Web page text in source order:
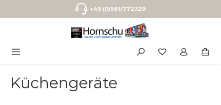
Zum Hauptinhalt springen+49 (0)561/772329
Küchengeräte